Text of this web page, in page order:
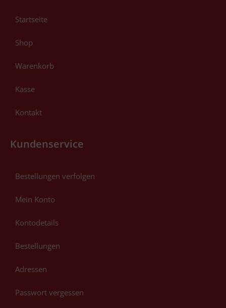
Startseite
Shop
Warenkorb
Kasse
Kontakt
Kundenservice
Bestellungen verfolgen
Mein Konto
Kontodetails
Bestellungen
Adressen
Passwort vergessen